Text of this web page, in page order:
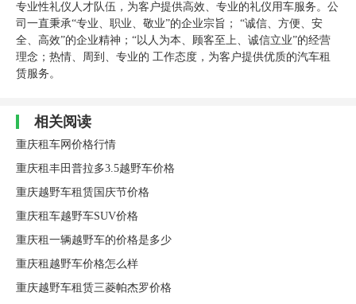
专业性礼仪人才队伍，为客户提供高效、专业的礼仪用车服务。公
司一直秉承“专业、职业、敬业”的企业宗旨； “诚信、方便、安
全、高效”的企业精神；“以人为本、顾客至上、诚信立业”的经营
理念；热情、周到、专业的 工作态度，为客户提供优质的汽车租
赁服务。
相关阅读
重庆租车网价格行情
重庆租丰田普拉多3.5越野车价格
重庆越野车租赁国庆节价格
重庆租车越野车SUV价格
重庆租一辆越野车的价格是多少
重庆租越野车价格怎么样
重庆越野车租赁三菱帕杰罗价格